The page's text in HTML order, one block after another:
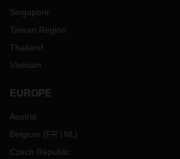
Singapore
Taiwan Region
Thailand
Vietnam
EUROPE
Austria
Belgium (FR NL )
Czech Republic